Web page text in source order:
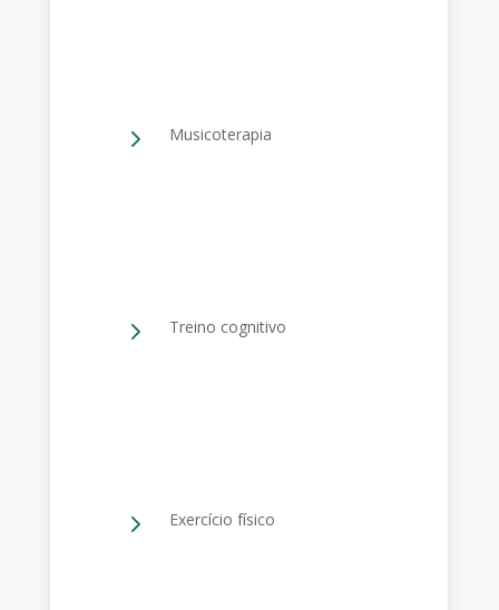
5 Musicoterapia
5 Treino cognitivo
5 Exercício físico